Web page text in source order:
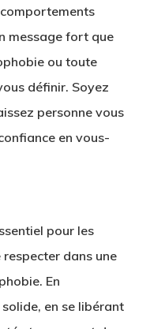
message fort que
ou toute
définir. Soyez
personne vous
en vous-
pour les
dans une
En
en se libérant